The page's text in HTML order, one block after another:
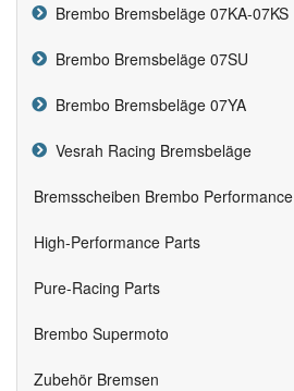
Brembo Bremsbeläge 07KA-07KS
Brembo Bremsbeläge 07SU
Brembo Bremsbeläge 07YA
Vesrah Racing Bremsbeläge
Bremsscheiben Brembo Performance
High-Performance Parts
Pure-Racing Parts
Brembo Supermoto
Zubehör Bremsen